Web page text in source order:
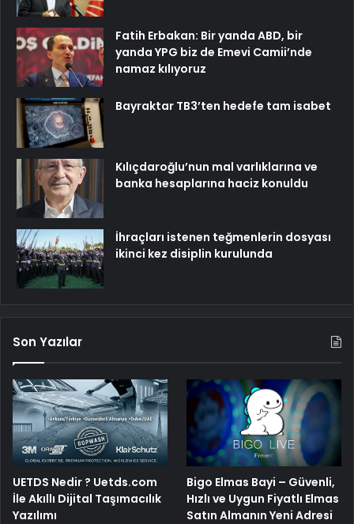
Fatih Erbakan: Bir yanda ABD, bir
yanda YPG biz de Emevi Camii’nde
namaz kılıyoruz
Bayraktar TB3’ten hedefe tam isabet
Kılıçdaroğlu’nun mal varlıklarına ve
banka hesaplarına haciz konuldu
İhraçları istenen teğmenlerin dosyası
ikinci kez disiplin kurulunda
Son Yazılar
UETDS Nedir ? Uetds.com
İle Akıllı Dijital Taşımacılık
Yazılımı
Bigo Elmas Bayi – Güvenli,
Hızlı ve Uygun Fiyatlı Elmas
Satın Almanın Yeni Adresi